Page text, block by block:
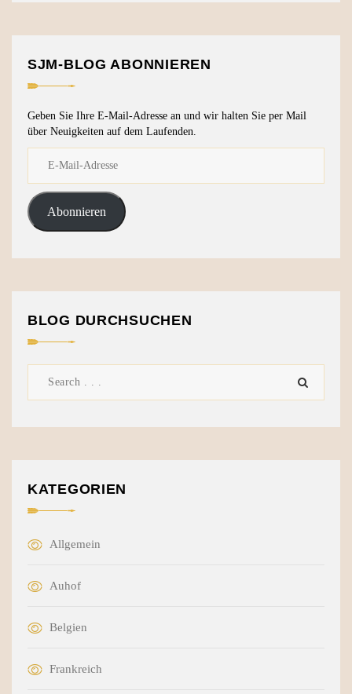
SJM-BLOG ABONNIEREN
Geben Sie Ihre E-Mail-Adresse an und wir halten Sie per Mail
über Neuigkeiten auf dem Laufenden.
Abonnieren
BLOG DURCHSUCHEN
KATEGORIEN
Allgemein
Auhof
Belgien
Frankreich